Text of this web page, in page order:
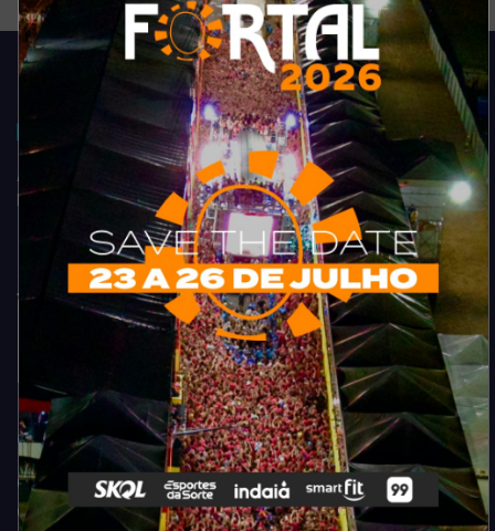
Acompanhe todas as novidades do entretenimento na região de
Fortaleza. Dicas, promoções, coberturas exclusivas e muito mais.
Categorias
Camarote Vip Junino
Cidade
Marketing E Negócios
Música